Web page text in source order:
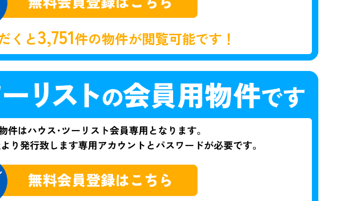
くと3,751件の物件が閲覧可能です！